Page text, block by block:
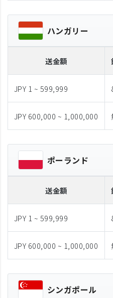
ハンガリー
送金額
JPY 1 ~ 599,999
JPY 600,000 ~ 1,000,000
ポーランド
送金額
JPY 1 ~ 599,999
JPY 600,000 ~ 1,000,000
シンガポール